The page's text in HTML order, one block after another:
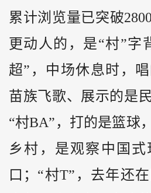
累计浏览量已突破
更动人的，是“村”字
超”，中场休息时，
苗族飞歌、展示的是
“村BA”，打的是篮球
乡村，是观察中国
口；“村T”，去年还